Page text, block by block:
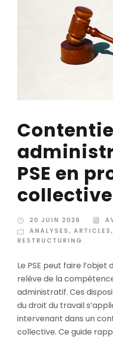
PSE en
20 JUIN 2026
ANALYSES, ARTICLES,
RESTRUCTURING
Le PSE peut faire l’objet
relève de la
administratif. Ces
du droit du travail
intervenant dans un
collective. Ce guide